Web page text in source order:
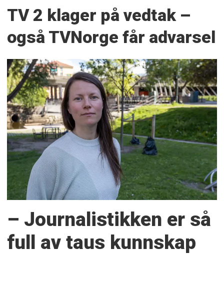
TV 2 klager på vedtak –
også TVNorge får advarsel
– Journalistikken er så
full av taus kunnskap